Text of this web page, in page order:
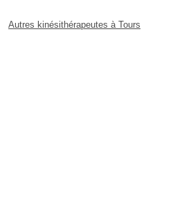
Autres kinésithérapeutes à Tours